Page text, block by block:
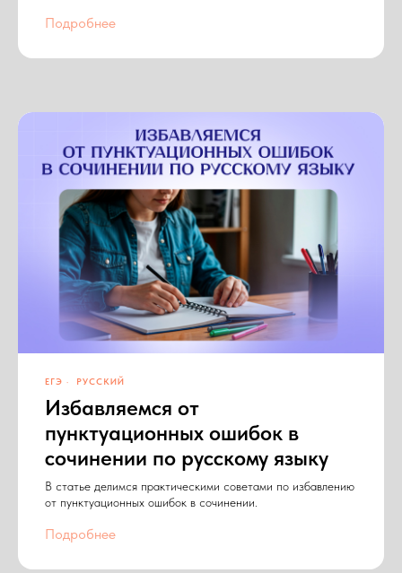
Подробнее
ЕГЭ РУССКИЙ
Избавляемся от
пунктуационных ошибок в
сочинении по русскому языку
В статье делимся практическими советами по избавлению
от пунктуационных ошибок в сочинении.
Подробнее